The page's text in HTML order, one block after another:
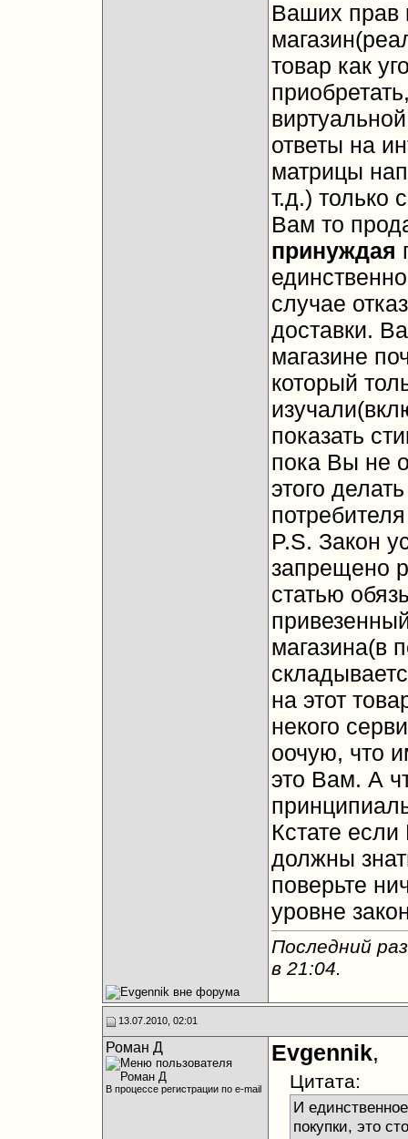
Ваших прав
товар как
ответы на
матрицы
т.д.) только
Вам то
принуждая
случае
доставки.
магазине
который
показать
пока Вы не
этого
P.S. Закон
запрещено
статью
магазина(в
на этот
некого
оочую, что
это Вам. А
Кстате
должны
поверьте
уровне
Последний
в 21:04.
13.07.2010, 02:01
Роман Д
В процессе регистрации по e-mail
Evgennik,
Цитата:
И
покупки, это